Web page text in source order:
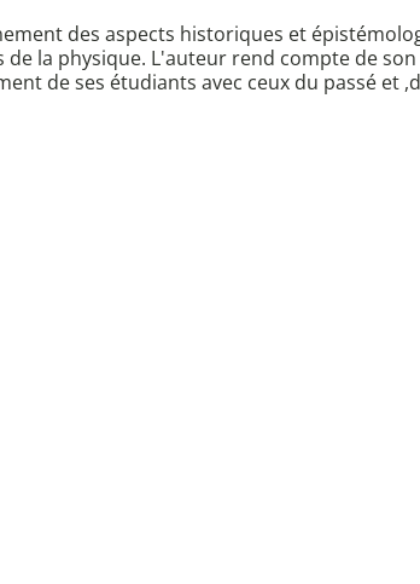
des aspects historiques et
la physique. L'auteur rend compte de
de ses étudiants avec ceux du passé et